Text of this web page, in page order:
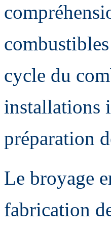
cycle du
installations
préparation
Le broyage
fabrication